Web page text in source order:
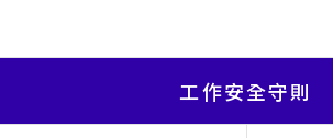
工作安全守則